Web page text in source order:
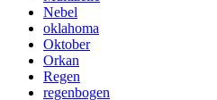
Nebel
oklahoma
Oktober
Orkan
Regen
regenbogen